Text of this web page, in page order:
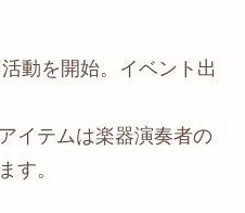
動を開始。イベント出
イテムは楽器演奏者の
。